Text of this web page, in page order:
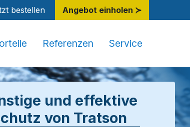
bestellen Angebot einholen ≻
Referenzen Service
und effektive
von Tratson